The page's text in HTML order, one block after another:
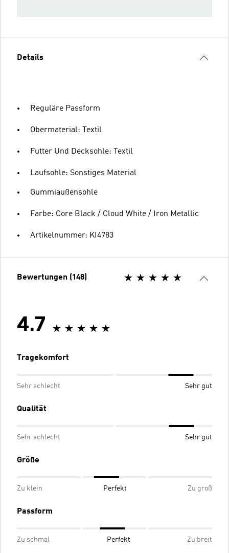
Details
Reguläre Passform
Obermaterial: Textil
Futter Und Decksohle: Textil
Laufsohle: Sonstiges Material
Gummiaußensohle
Farbe: Core Black / Cloud White / Iron Metallic
Artikelnummer: KI4783
Bewertungen (148)
4.7
Tragekomfort
Sehr schlecht Sehr gut
Qualität
Sehr schlecht Sehr gut
Größe
Zu klein Perfekt Zu groß
Passform
Zu schmal Perfekt Zu breit